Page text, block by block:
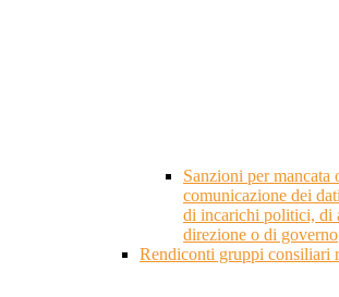
Sanzioni per mancata
comunicazione dei
di incarichi politici, di
direzione o di governo
Rendiconti gruppi consiliari